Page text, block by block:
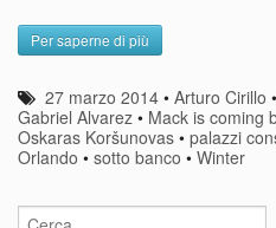
Per saperne di più
27 marzo 2014 •Arturo Cirillo
Gabriel Alvarez • Mack is coming
Oskaras Koršunovas • palazzi
Orlando • sotto banco • Winter